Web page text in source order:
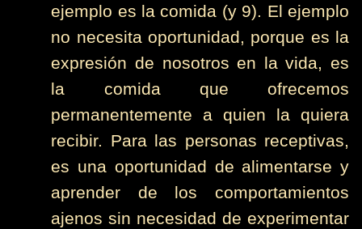
ejemplo es la comida (y 9). El ejemplo
no necesita oportunidad, porque es la
expresión de nosotros en la vida, es
la comida que ofrecemos
permanentemente a quien la quiera
recibir. Para las personas receptivas,
es una oportunidad de alimentarse y
aprender de los comportamientos
ajenos sin necesidad de experimentar